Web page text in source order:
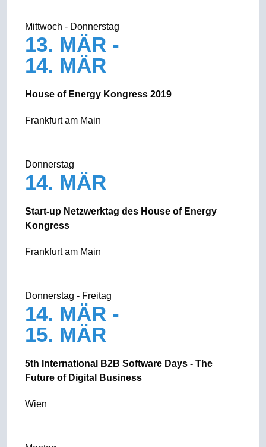
Mittwoch - Donnerstag
13. MÄR -
14. MÄR
House of Energy Kongress 2019
Frankfurt am Main
Donnerstag
14. MÄR
Start-up Netzwerktag des House of Energy
Kongress
Frankfurt am Main
Donnerstag - Freitag
14. MÄR -
15. MÄR
5th International B2B Software Days - The
Future of Digital Business
Wien